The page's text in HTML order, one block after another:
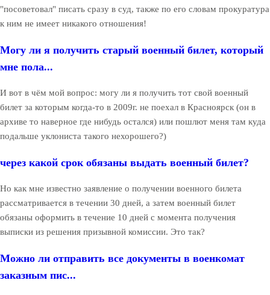
"посоветовал" писать сразу в суд, также по его словам прокуратура
к ним не имеет никакого отношения!
Могу ли я получить старый военный билет, который
мне пола...
И вот в чём мой вопрос: могу ли я получить тот свой военный
билет за которым когда-то в 2009г. не поехал в Красноярск (он в
архиве то наверное где нибудь остался) или пошлют меня там куда
подальше уклониста такого нехорошего?)
через какой срок обязаны выдать военный билет?
Но как мне известно заявление о получении военного билета
рассматривается в течении 30 дней, а затем военный билет
обязаны оформить в течение 10 дней с момента получения
выписки из решения призывной комиссии. Это так?
Можно ли отправить все документы в военкомат
заказным пис...